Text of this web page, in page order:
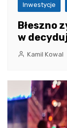
Inwestycje
Błeszno
w
Kamil Kowal